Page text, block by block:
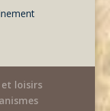
loisirs